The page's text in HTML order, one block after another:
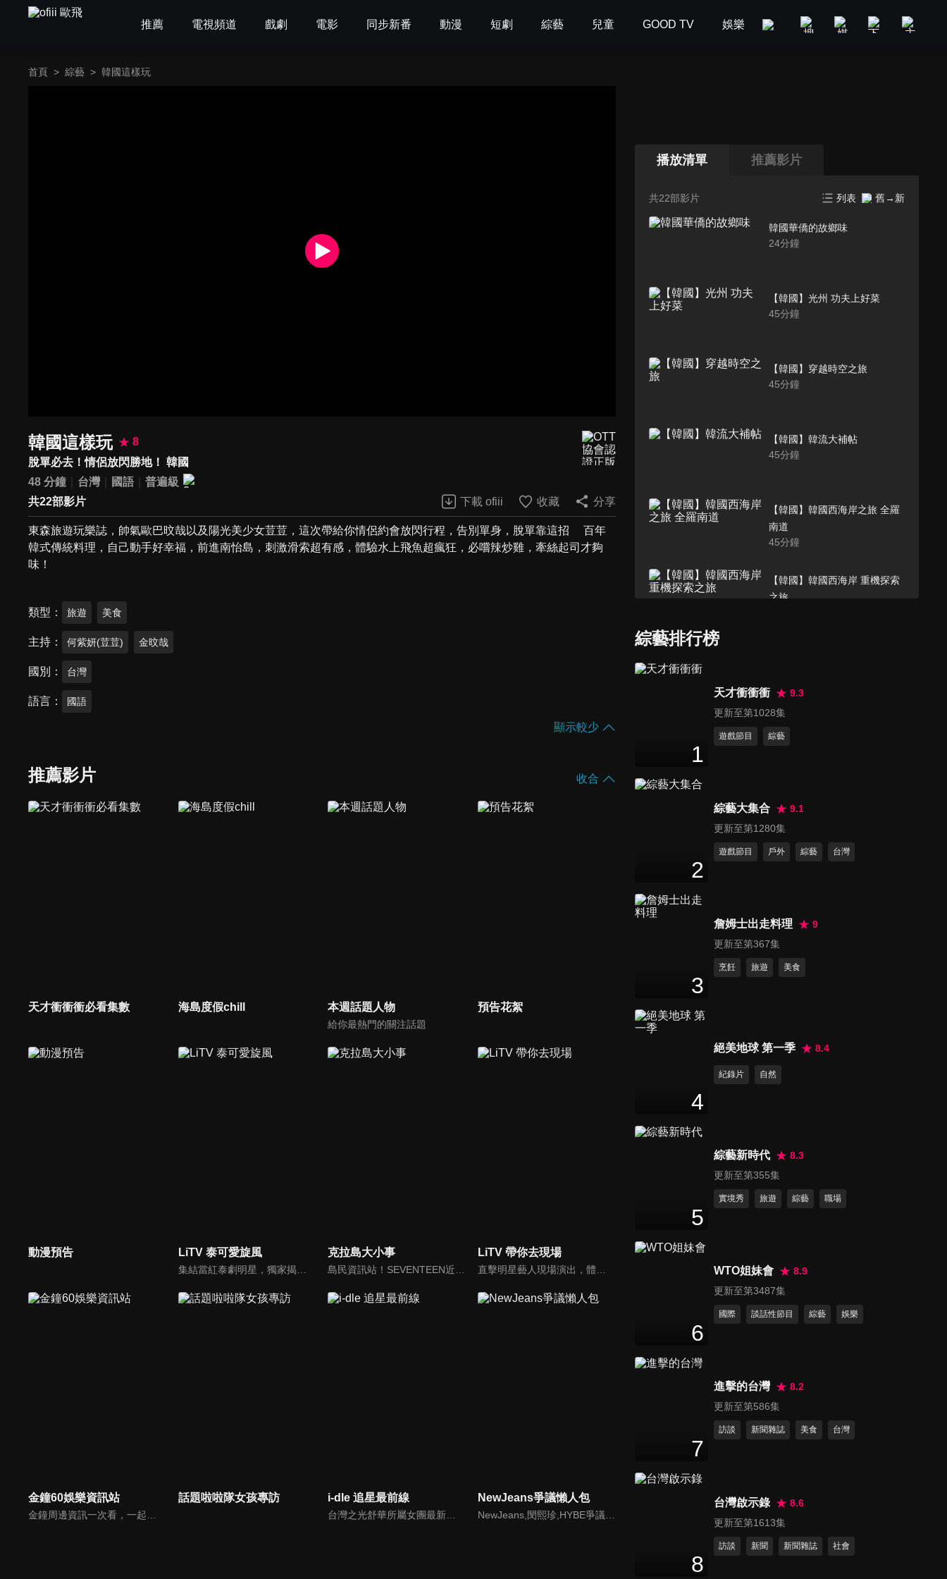
推薦 電視頻道 戲劇 電影 同步新番 動漫 短劇 綜藝 兒童 GOOD TV 娛樂 美食旅遊 新聞政論
首頁 > 綜藝 > 韓國這樣玩
韓國這樣玩
8
脫單必去！情侶放閃勝地！ 韓國
48 分鐘
台灣 國語
普遍級
共22部影片
下載 ofiii 收藏 分享
東森旅遊玩樂誌，帥氣歐巴旼哉以及陽光美少女荳荳，這次帶給你情侶約會放閃行程，告別單身，脫單靠這招 百年
韓式傳統料理，自己動手好幸福，前進南怡島，刺激滑索超有感，體驗水上飛魚超瘋狂，必嚐辣炒雞，牽絲起司才夠
味！
類型 旅遊 美食
主持 何紫妍(荳荳) 金旼哉
國別 台灣
語言 國語
顯示較少
推薦影片 收合
天才衝衝衝必看集數 海島度假chill 本週話題人物
給你最熱門的關注話題
預告花絮
動漫預告 LiTV 泰可愛旋風 克拉島大小事 LiTV 帶你去現場
金鐘60娛樂資訊站
金鐘周邊資訊一次看，一起預測金鐘得主！
話題啦啦隊女孩專訪 i-dle 追星最前線
台灣之光舒華所屬女團最新消息報你知
NewJeans爭議懶人包
NewJeans,閔熙珍,HYBE爭議懶人包
播放清單 推薦影片
共22部影片 列表 舊→新
韓國華僑的故鄉味
24分鐘
【韓國】光州 功夫上好菜
45分鐘
【韓國】穿越時空之旅
45分鐘
【韓國】韓流大補帖
45分鐘
【韓國】韓國西海岸之旅 全羅
南道
45分鐘
【韓國】韓國西海岸 重機探索
之旅
【韓國】韓國西海岸 跳島旅行
45分鐘
之旅
45分鐘
【韓國】韓國西海岸 穿越時空
之旅
分鐘
韓國大邱 休閒療癒天堂 享受韓
狂省錢
48
脫單必去！情侶放閃勝地！ 韓
48分鐘
48分鐘
韓綜大進擊 體驗hen新鮮！ 韓
韓國 歐巴來帶路 放鬆小旅行
47 分鐘
綜藝排行榜
1
天才衝衝衝
9.3
更新至第1028集
遊戲節目 綜藝
2
綜藝大集合
9.1
更新至第1280集
遊戲節目 戶外 綜藝 台灣
3
詹姆士出走料理
9
更新至第367集
烹飪 旅遊 美食
4
絕美地球 第一季 8.4
紀錄片 自然
5
綜藝新時代
8.3
更新至第355集
實境秀 旅遊 綜藝 職場
6
WTO姐妹會
8.9
更新至第3487集
國際 談話性節目 綜藝 娛樂
7
進擊的台灣
8.2
更新至第586集
訪談 新聞雜誌 美食 台灣
8
台灣啟示錄
8.6
更新至第1613集
訪談 新聞 新聞雜誌 社會